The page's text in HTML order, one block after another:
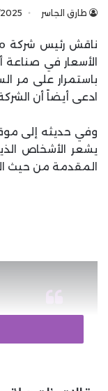
طارق الجاسر
الأسعار في صناعة
باستمرار على مر
ادعى أيضاً أن الشركة
المقدمة من حيث
”لا